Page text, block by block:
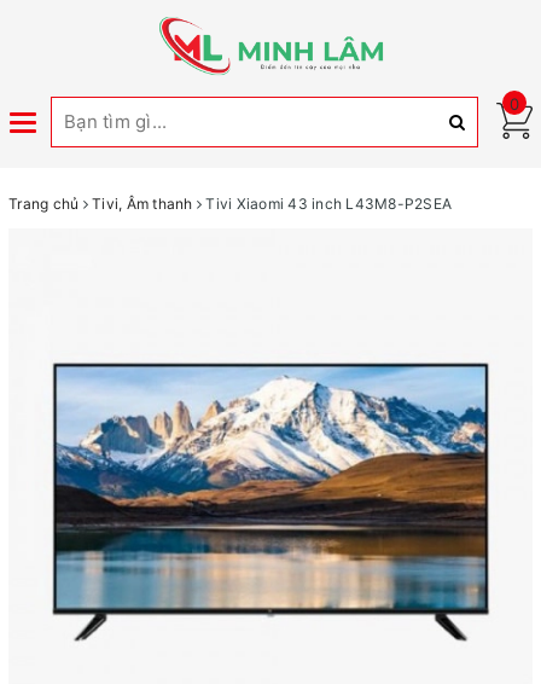
Toggle
0
Trang chủ Tivi, Âm thanh Tivi Xiaomi 43 inch L43M8-P2SEA